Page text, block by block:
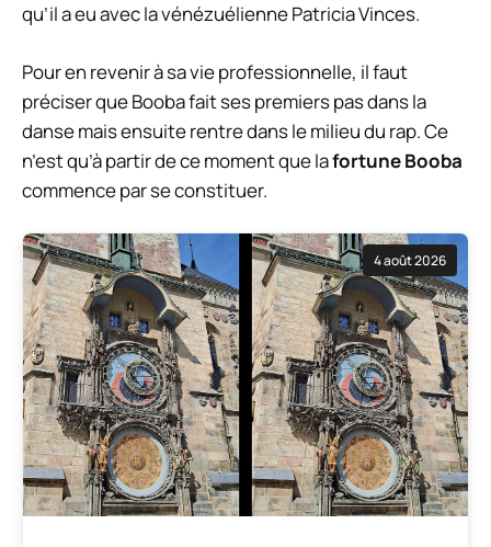
qu’il a eu avec la vénézuélienne Patricia Vinces.
Pour en revenir à sa vie professionnelle, il faut
préciser que Booba fait ses premiers pas dans la
danse mais ensuite rentre dans le milieu du rap. Ce
n’est qu’à partir de ce moment que lafortune Booba
commence par se constituer.
4 août 2026